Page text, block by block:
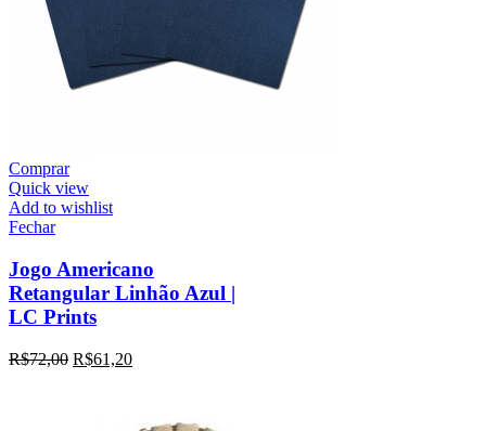
Comprar
Quick view
Add to wishlist
Fechar
Jogo Americano
Retangular Linhão Azul |
LC Prints
R$72,00 R$61,20